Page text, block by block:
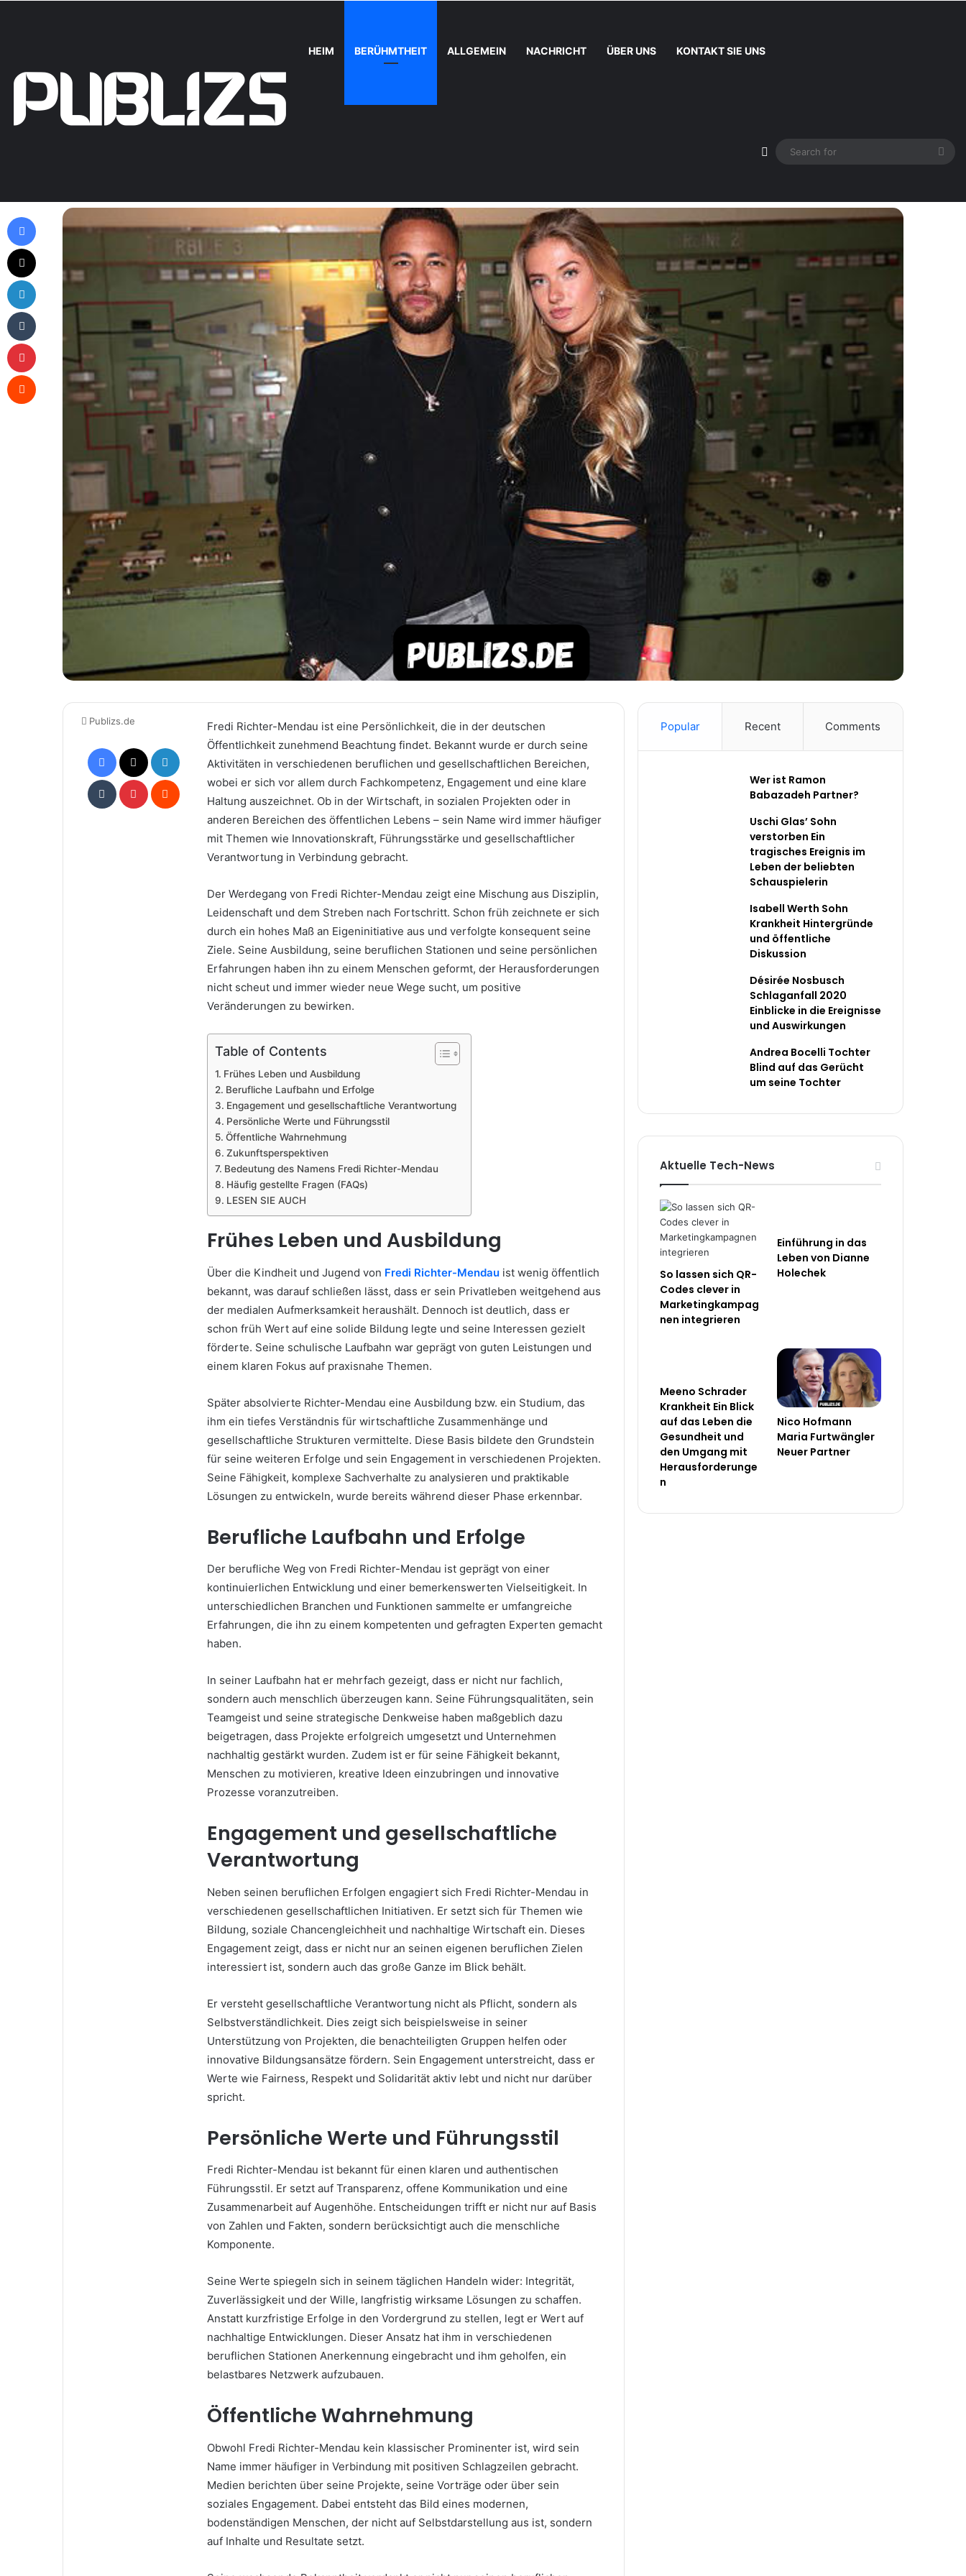
HEIM BERÜHMTHEIT ALLGEMEIN NACHRICHT ÜBER UNS KONTAKT SIE UNS
Sidebar
So lassen sich QR-Codes clever in Marketingkampagnen integrieren
Fredi Richter-Mendau ist eine Persönlichkeit, die in der deutschen
Öffentlichkeit zunehmend Beachtung findet. Bekannt wurde er durch seine
Aktivitäten in verschiedenen beruflichen und gesellschaftlichen Bereichen,
wobei er sich vor allem durch Fachkompetenz, Engagement und eine klare
Haltung auszeichnet. Ob in der Wirtschaft, in sozialen Projekten oder in
anderen Bereichen des öffentlichen Lebens – sein Name wird immer häufiger
mit Themen wie Innovationskraft, Führungsstärke und gesellschaftlicher
Verantwortung in Verbindung gebracht.
Der Werdegang von Fredi Richter-Mendau zeigt eine Mischung aus Disziplin,
Leidenschaft und dem Streben nach Fortschritt. Schon früh zeichnete er sich
durch ein hohes Maß an Eigeninitiative aus und verfolgte konsequent seine
Ziele. Seine Ausbildung, seine beruflichen Stationen und seine persönlichen
Erfahrungen haben ihn zu einem Menschen geformt, der Herausforderungen
nicht scheut und immer wieder neue Wege sucht, um positive
Veränderungen zu bewirken.
Table of Contents
Frühes Leben und Ausbildung
Berufliche Laufbahn und Erfolge
Engagement und gesellschaftliche Verantwortung
Persönliche Werte und Führungsstil
Öffentliche Wahrnehmung
Zukunftsperspektiven
Bedeutung des Namens Fredi Richter-Mendau
Häufig gestellte Fragen (FAQs)
LESEN SIE AUCH
Frühes Leben und Ausbildung
Über die Kindheit und Jugend von Fredi Richter-Mendau ist wenig öffentlich
bekannt, was darauf schließen lässt, dass er sein Privatleben weitgehend aus
der medialen Aufmerksamkeit heraushält. Dennoch ist deutlich, dass er
schon früh Wert auf eine solide Bildung legte und seine Interessen gezielt
förderte. Seine schulische Laufbahn war geprägt von guten Leistungen und
einem klaren Fokus auf praxisnahe Themen.
Später absolvierte Richter-Mendau eine Ausbildung bzw. ein Studium, das
ihm ein tiefes Verständnis für wirtschaftliche Zusammenhänge und
gesellschaftliche Strukturen vermittelte. Diese Basis bildete den Grundstein
für seine weiteren Erfolge und sein Engagement in verschiedenen Projekten.
Seine Fähigkeit, komplexe Sachverhalte zu analysieren und praktikable
Lösungen zu entwickeln, wurde bereits während dieser Phase erkennbar.
Berufliche Laufbahn und Erfolge
Der berufliche Weg von Fredi Richter-Mendau ist geprägt von einer
kontinuierlichen Entwicklung und einer bemerkenswerten Vielseitigkeit. In
unterschiedlichen Branchen und Funktionen sammelte er umfangreiche
Erfahrungen, die ihn zu einem kompetenten und gefragten Experten gemacht
haben.
In seiner Laufbahn hat er mehrfach gezeigt, dass er nicht nur fachlich,
sondern auch menschlich überzeugen kann. Seine Führungsqualitäten, sein
Teamgeist und seine strategische Denkweise haben maßgeblich dazu
beigetragen, dass Projekte erfolgreich umgesetzt und Unternehmen
nachhaltig gestärkt wurden. Zudem ist er für seine Fähigkeit bekannt,
Menschen zu motivieren, kreative Ideen einzubringen und innovative
Prozesse voranzutreiben.
Engagement und gesellschaftliche
Verantwortung
Neben seinen beruflichen Erfolgen engagiert sich Fredi Richter-Mendau in
verschiedenen gesellschaftlichen Initiativen. Er setzt sich für Themen wie
Bildung, soziale Chancengleichheit und nachhaltige Wirtschaft ein. Dieses
Engagement zeigt, dass er nicht nur an seinen eigenen beruflichen Zielen
interessiert ist, sondern auch das große Ganze im Blick behält.
Er versteht gesellschaftliche Verantwortung nicht als Pflicht, sondern als
Selbstverständlichkeit. Dies zeigt sich beispielsweise in seiner
Unterstützung von Projekten, die benachteiligten Gruppen helfen oder
innovative Bildungsansätze fördern. Sein Engagement unterstreicht, dass er
Werte wie Fairness, Respekt und Solidarität aktiv lebt und nicht nur darüber
spricht.
Persönliche Werte und Führungsstil
Fredi Richter-Mendau ist bekannt für einen klaren und authentischen
Führungsstil. Er setzt auf Transparenz, offene Kommunikation und eine
Zusammenarbeit auf Augenhöhe. Entscheidungen trifft er nicht nur auf Basis
von Zahlen und Fakten, sondern berücksichtigt auch die menschliche
Komponente.
Seine Werte spiegeln sich in seinem täglichen Handeln wider: Integrität,
Zuverlässigkeit und der Wille, langfristig wirksame Lösungen zu schaffen.
Anstatt kurzfristige Erfolge in den Vordergrund zu stellen, legt er Wert auf
nachhaltige Entwicklungen. Dieser Ansatz hat ihm in verschiedenen
beruflichen Stationen Anerkennung eingebracht und ihm geholfen, ein
belastbares Netzwerk aufzubauen.
Öffentliche Wahrnehmung
Obwohl Fredi Richter-Mendau kein klassischer Prominenter ist, wird sein
Name immer häufiger in Verbindung mit positiven Schlagzeilen gebracht.
Medien berichten über seine Projekte, seine Vorträge oder über sein
soziales Engagement. Dabei entsteht das Bild eines modernen,
bodenständigen Menschen, der nicht auf Selbstdarstellung aus ist, sondern
auf Inhalte und Resultate setzt.
Publizs.de
Facebook LinkedIn
Tumblr PinterestReddit
Popular Recent Comments
Wer ist Ramon
Babazadeh Partner?
Uschi Glas’ Sohn
verstorben Ein
tragisches Ereignis im
Leben der beliebten
Schauspielerin
Isabell Werth Sohn
Krankheit Hintergründe
und öffentliche
Diskussion
Désirée Nosbusch
Schlaganfall 2020
Einblicke in die Ereignisse
und Auswirkungen
Andrea Bocelli Tochter
Blind auf das Gerücht
um seine Tochter
Aktuelle Tech-News
So lassen sich QR-
Codes clever in
Marketingkampag
nen integrieren
Einführung in das
Leben von Dianne
Holechek
Meeno Schrader
Krankheit Ein Blick
auf das Leben die
Gesundheit und
den Umgang mit
Herausforderunge
n
Nico Hofmann
Maria Furtwängler
Neuer Partner
Facebook
LinkedIn
Tumblr
Pinterest